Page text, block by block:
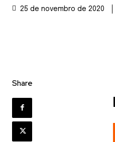
25 de novembro de 2020
Share